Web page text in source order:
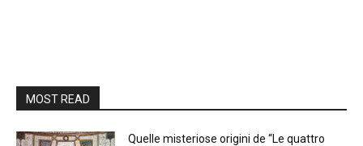
MOST READ
Quelle misteriose origini de “Le quattro